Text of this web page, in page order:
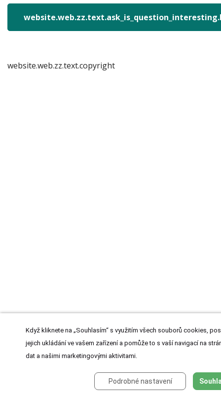
website.web.zz.text.copyright
Když kliknete na „Souhlasím“ s využitím všech souborů cookies,
jejich ukládání ve vašem zařízení a pomůže to s vaší navigací na
dat a našimi marketingovými aktivitami.
Podrobné nastavení